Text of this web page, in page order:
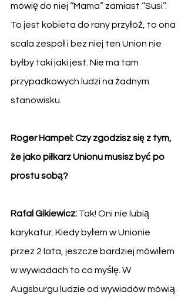
mówię do niej ‘’Mama” zamiast ‘’Susi’’.
To jest kobieta do rany przyłóż, to ona
scala zespół i bez niej ten Union nie
byłby taki jaki jest. Nie ma tam
przypadkowych ludzi na żadnym
stanowisku.
Roger Hampel: Czy zgodzisz się z tym,
że jako piłkarz Unionu musisz być po
prostu sobą?
Rafal Gikiewicz: Tak! Oni nie lubią
karykatur. Kiedy byłem w Unionie
przez 2 lata, jeszcze bardziej mówiłem
w wywiadach to co myślę. W
Augsburgu ludzie od wywiadów mówią